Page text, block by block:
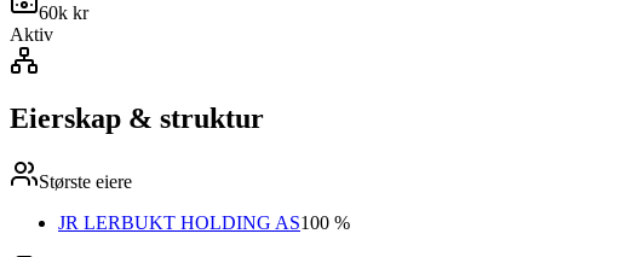
60k kr
Aktiv
Eierskap & struktur
Største eiere
JR LERBUKT HOLDING AS100 %